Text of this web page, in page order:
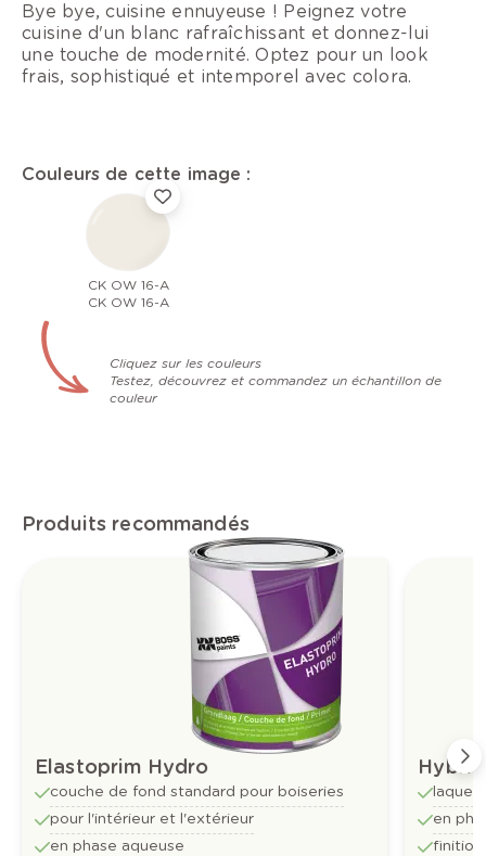
Bye bye, cuisine ennuyeuse ! Peignez votre
cuisine d'un blanc rafraîchissant et donnez-lui
une touche de modernité. Optez pour un look
frais, sophistiqué et intemporel avec colora.
Couleurs de cette image :
CK OW 16-A
CK OW 16-A
Cliquez sur les couleurs
Testez, découvrez et commandez un échantillon de
couleur
Produits recommandés
Elastoprim Hydro
couche de fond standard pour boiseries
pour l'intérieur et l'extérieur
en phase aqueuse
laque
en